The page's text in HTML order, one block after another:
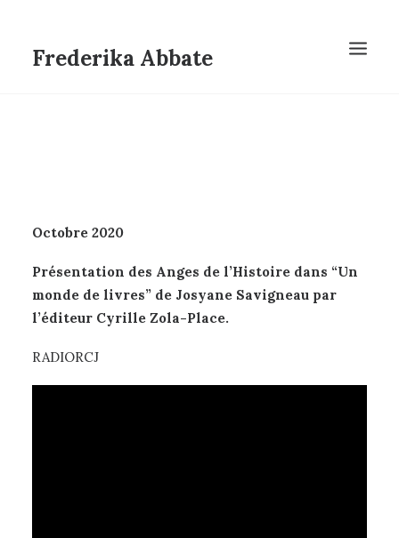
Frederika Abbate
Octobre 2020
Présentation des Anges de l’Histoire dans “Un
monde de livres” de Josyane Savigneau par
l’éditeur Cyrille Zola-Place.
RADIORCJ